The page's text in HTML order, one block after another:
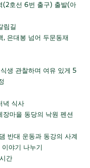
호선 6번 출구) 출발(아
림길
은대봉 넘어 두문동재
녁 식사
마을 동당의 낙원 펜션
반대 운동과 동강의 사계
야기 나누기
간